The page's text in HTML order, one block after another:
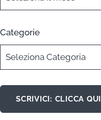
Categorie
SCRIVICI: CLICCA QUI